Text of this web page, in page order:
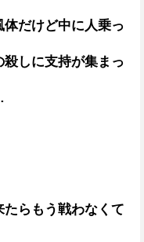
だけど中に人乗っ
しに支持が集まっ
らもう戦わなくて